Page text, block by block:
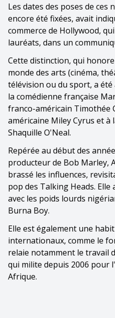
Les dates des poses de
encore été fixées, avait
commerce de Hollywood,
lauréats, dans un
Cette distinction, qui
monde des arts (cinéma,
télévision ou du sport, a
la comédienne française
franco-américain Timothée
américaine Miley Cyrus et à
Shaquille O'Neal.
Repérée au début des
producteur de Bob Marley,
brassé les influences,
pop des Talking Heads.
avec les poids lourds
Burna Boy.
Elle est également une
internationaux, comme le
relaie notamment le travail
qui milite depuis 2006 pour
Afrique.